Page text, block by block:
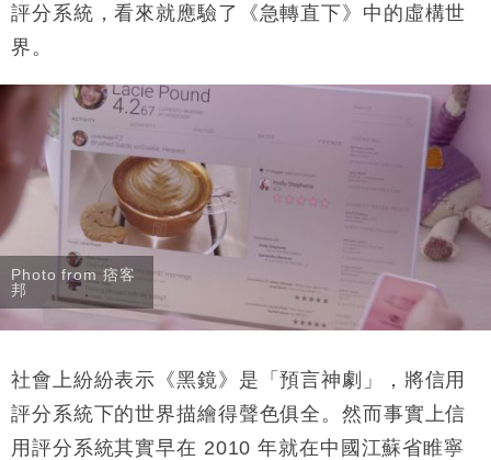
12:44
11:12
國際｜特朗普料美伊戰事快結束 承認部分彈藥庫存緊
張
15:59
財經｜SA售股自救後再出手 斥4億美元押注未上市公
評分系統，看來就應驗了《急轉直下》中的虛構世
界。
Photo from 痞客
邦
社會上紛紛表示《黑鏡》是「預言神劇」，將信用
評分系統下的世界描繪得聲色俱全。然而事實上信
用評分系統其實早在 2010 年就在中國江蘇省睢寧